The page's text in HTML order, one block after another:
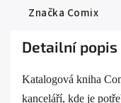
Značka Comix
Detailní
Katalogová kniha
kanceláří, kde je